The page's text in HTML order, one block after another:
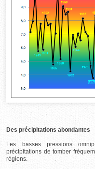
Des précipitations abondantes
Les basses pressions
précipitations de tomber
régions.